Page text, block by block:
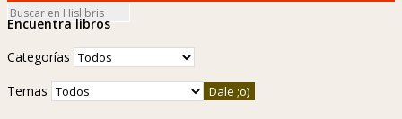
Encuentra libros
Categorías
Temas